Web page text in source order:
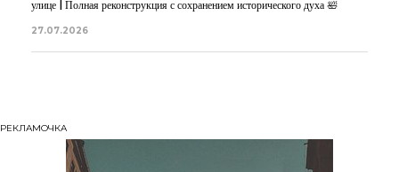
улице | Полная реконструкция с сохранением исторического духа 🛀
27.07.2026
РЕКЛАМОЧКА